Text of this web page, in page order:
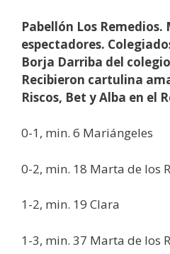
Pabellón Los Remedios.
espectadores.
Borja Darriba del
Recibieron cartulina
Riscos, Bet y Alba en el
0-1, min. 6 Mariángeles
0-2, min. 18 Marta de los
1-2, min. 19 Clara
1-3, min. 37 Marta de los